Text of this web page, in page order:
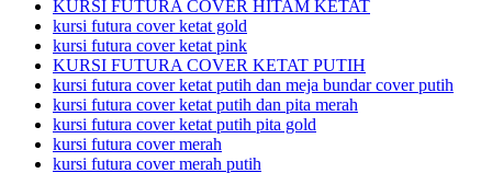
KURSI FUTURA COVER HITAM KETAT
kursi futura cover ketat gold
kursi futura cover ketat pink
KURSI FUTURA COVER KETAT PUTIH
kursi futura cover ketat putih dan meja bundar cover putih
kursi futura cover ketat putih dan pita merah
kursi futura cover ketat putih pita gold
kursi futura cover merah
kursi futura cover merah putih